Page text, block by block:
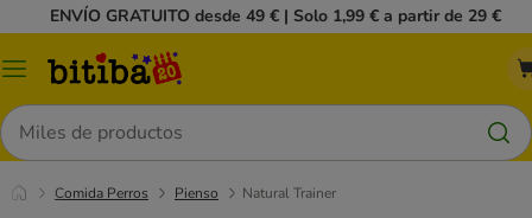
ENVÍO GRATUITO desde 49 € | Solo 1,99 € a partir de 29 €
Menú
Buscar
Comida Perros Pienso Natural Trainer